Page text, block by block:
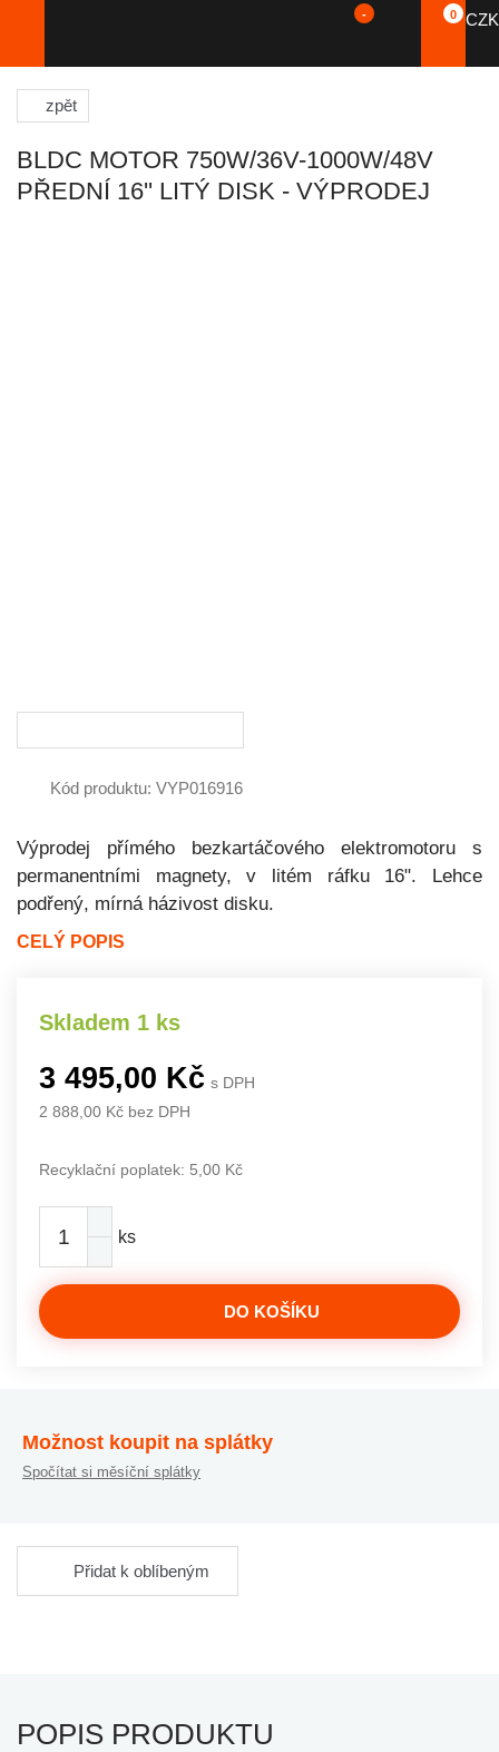
- 0 CZK
zpět
BLDC MOTOR 750W/36V-1000W/48V
PŘEDNÍ 16'' LITÝ DISK - VÝPRODEJ
Kód produktu: VYP016916
Výprodej přímého bezkartáčového elektromotoru s
permanentními magnety, v litém ráfku 16". Lehce
podřený, mírná házivost disku.
CELÝ POPIS
Skladem 1 ks
3 495,00 Kč s DPH
2 888,00 Kč bez DPH
Recyklační poplatek: 5,00 Kč
ks
DO KOŠÍKU
Možnost koupit na splátky
Spočítat si měsíční splátky
Přidat k oblíbeným
POPIS PRODUKTU